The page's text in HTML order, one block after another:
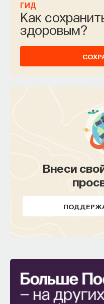
ГИД
Как
здоровым?
Внеси